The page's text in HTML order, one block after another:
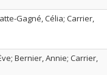
Gagné, Célia; Carrier,
Bernier, Annie; Carrier,